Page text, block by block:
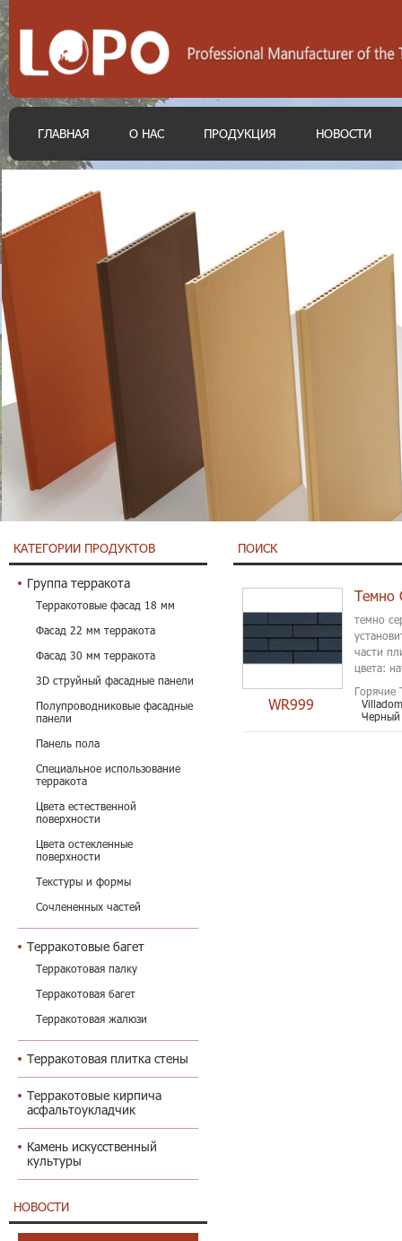
ГЛАВНАЯ О НАС ПРОДУКЦИЯ НОВОСТИ
КАТЕГОРИИ ПРОДУКТОВ
Группа терракота
Терракотовые фасад 18 мм
Фасад 22 мм терракота
Фасад 30 мм терракота
3D струйный фасадные панели
Полупроводниковые фасадные
панели
Панель пола
Специальное использование
терракота
Цвета естественной
поверхности
Цвета остекленные
поверхности
Текстуры и формы
Сочлененных частей
Терракотовые багет
Терракотовая палку
Терракотовая багет
Терракотовая жалюзи
Терракотовая плитка стены
Терракотовые кирпича
асфальтоукладчик
Камень искусственный
культуры
НОВОСТИ
ПОИСК
WR999
Темно
темно
части
цвета:
Горячие